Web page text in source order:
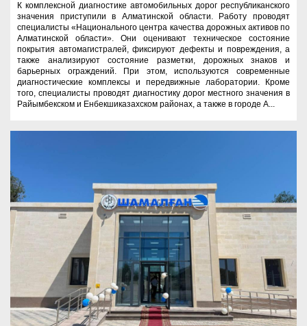
К комплексной диагностике автомобильных дорог республиканского
значения приступили в Алматинской области. Работу проводят
специалисты «Национального центра качества дорожных активов по
Алматинской области». Они оценивают техническое состояние
покрытия автомагистралей, фиксируют дефекты и повреждения, а
также анализируют состояние разметки, дорожных знаков и
барьерных ограждений. При этом, используются современные
диагностические комплексы и передвижные лаборатории. Кроме
того, специалисты проводят диагностику дорог местного значения в
Райымбекском и Енбекшиказахском районах, а также в городе А...